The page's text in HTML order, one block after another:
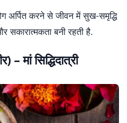
अर्पित करने से जीवन में सुख-समृद्धि
बनी रहती है.
मां सिद्धिदात्री